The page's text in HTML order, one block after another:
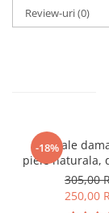
Review-uri(0)
-18%
Sandale
piele naturala,
incrucisate,
talpa usoara,
305,00
250,00